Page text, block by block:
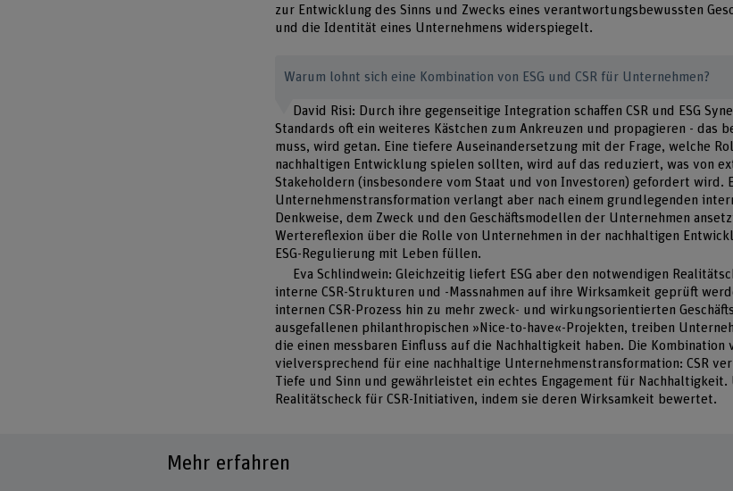
zur Entwicklung des Sinns und Zwecks eines verantwortungsbewussten
und die Identität eines Unternehmens widerspiegelt.
Warum lohnt sich eine Kombination von ESG und CSR für Unternehmen?
David Risi: Durch ihre gegenseitige Integration schaffen CSR und ESG
Standards oft ein weiteres Kästchen zum Ankreuzen und propagieren - das
muss, wird getan. Eine tiefere Auseinandersetzung mit der Frage, welche
nachhaltigen Entwicklung spielen sollten, wird auf das reduziert, was von
Stakeholdern (insbesondere vom Staat und von Investoren) gefordert wird.
Unternehmenstransformation verlangt aber nach einem grundlegenden
Denkweise, dem Zweck und den Geschäftsmodellen der Unternehmen
Wertereflexion über die Rolle von Unternehmen in der nachhaltigen
ESG-Regulierung mit Leben füllen.
Eva Schlindwein: Gleichzeitig liefert ESG aber den notwendigen
interne CSR-Strukturen und -Massnahmen auf ihre Wirksamkeit geprüft
internen CSR-Prozess hin zu mehr zweck- und wirkungsorientierten
ausgefallenen philanthropischen »Nice-to-have«-Projekten, treiben
die einen messbaren Einfluss auf die Nachhaltigkeit haben. Die Kombination
vielversprechend für eine nachhaltige Unternehmenstransformation: CSR
Tiefe und Sinn und gewährleistet ein echtes Engagement für
Realitätscheck für CSR-Initiativen, indem sie deren Wirksamkeit bewertet.
Mehr erfahren